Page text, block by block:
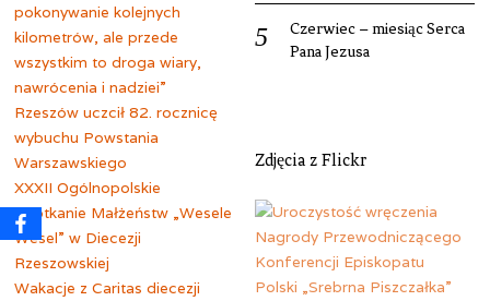
Czerwiec – miesiąc Serca
Pana Jezusa
pokonywanie kolejnych
kilometrów, ale przede
wszystkim to droga wiary,
nawrócenia i nadziei”
Rzeszów uczcił 82. rocznicę
wybuchu Powstania
Warszawskiego
XXXII Ogólnopolskie
Spotkanie Małżeństw „Wesele
Wesel” w Diecezji
Rzeszowskiej
Wakacje z Caritas diecezji
Zdjęcia z Flickr